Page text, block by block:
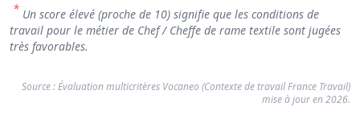
* Un score élevé (proche de 10) signifie que les conditions de
travail pour le métier de Chef / Cheffe de rame textile sont jugées
très favorables.
Source : Évaluation multicritères Vocaneo (Contexte de travail France Travail)
mise à jour en 2026.